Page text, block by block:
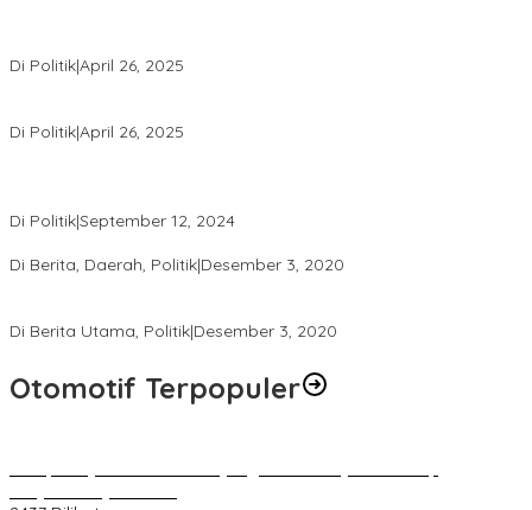
Di Politik|April 26, 2025
Di Politik|April 26, 2025
Di Politik|September 12, 2024
Di Berita, Daerah, Politik|Desember 3, 2020
Di Berita Utama, Politik|Desember 3, 2020
Otomotif Terpopuler